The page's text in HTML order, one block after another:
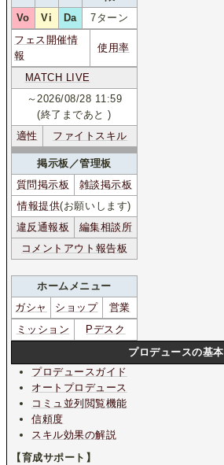
Vo
Vi Da
7ターン
フェス開催情
報
使用率
MATCH LIVE
適性 ファイトスキル
～2026/08/28 11:59
(終了まであと)
違反通報板
編集相談所
コメントアウト報告板
掲示板／管理板
質問掲示板
雑談掲示板
情報提供(お願いします)
ホームメニュー
ガシャ
ショップ
営業
ミッション
Pデスク
プロデュースの基本
プロデュースガイド
オートプロデュース
コミュ並列閲覧機能
信頼度
スキル効果の解説
【育成サポート】